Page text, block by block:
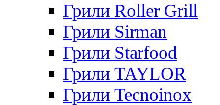
Грили Roller Grill
Грили Sirman
Грили Starfood
Грили TAYLOR
Грили Tecnoinox